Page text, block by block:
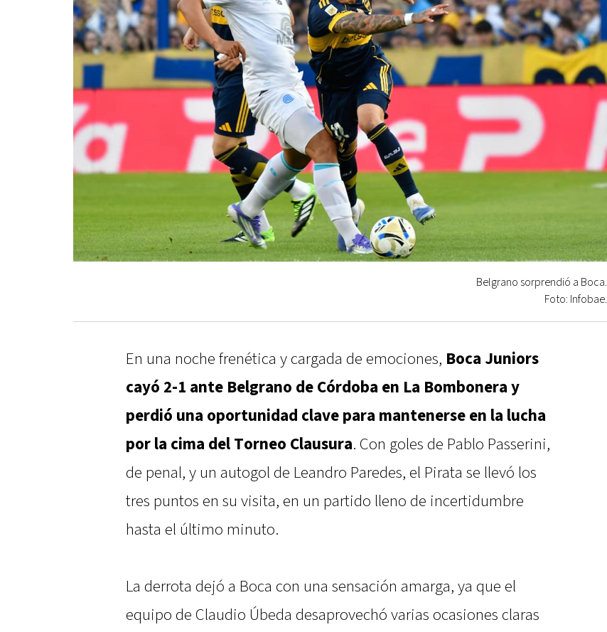
Belgrano sorprendió a Boca.
Foto: Infobae.
En una noche frenética y cargada de emociones, Boca Juniors
cayó 2-1 ante Belgrano de Córdoba en La Bombonera y
perdió una oportunidad clave para mantenerse en la lucha
por la cima del Torneo Clausura. Con goles de Pablo Passerini,
de penal, y un autogol de Leandro Paredes, el Pirata se llevó los
tres puntos en su visita, en un partido lleno de incertidumbre
hasta el último minuto.
La derrota dejó a Boca con una sensación amarga, ya que el
equipo de Claudio Úbeda desaprovechó varias ocasiones claras